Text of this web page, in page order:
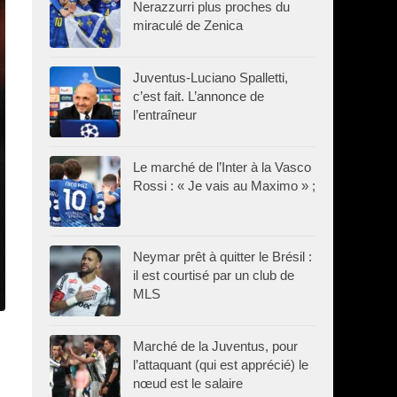
Nerazzurri plus proches du
miraculé de Zenica
Juventus-Luciano Spalletti,
c’est fait. L’annonce de
l’entraîneur
Le marché de l’Inter à la Vasco
Rossi : « Je vais au Maximo » ;
Neymar prêt à quitter le Brésil :
il est courtisé par un club de
MLS
Marché de la Juventus, pour
l’attaquant (qui est apprécié) le
nœud est le salaire